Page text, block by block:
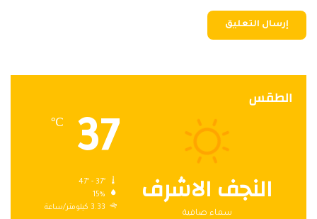
الطقس
النجف الاشرف
سماء صافية
37
℃
15%
3.33 كيلومتر/ساعة